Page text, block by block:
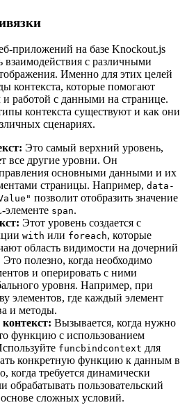
приложений на базе Knockout.js
взаимодействия с различными
Именно для этих целей
контекста, которые помогают
работой с данными на странице.
контекста существуют и как они
сценариях.
Это самый верхний уровень,
все другие уровни. Он
основными данными и их
страницы. Например, data-
позволит отобразить значение
span.
Этот уровень создается с
with или foreach, которые
область видимости на дочерний
полезно, когда необходимо
и оперировать с ними
уровня. Например, при
элементов, где каждый элемент
и методы.
Вызывается, когда нужно
функцию с использованием
funcbindcontext для
конкретную функцию к данным в
когда требуется динамически
обрабатывать пользовательский
сложных условий.